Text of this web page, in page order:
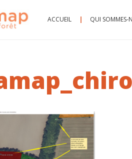
ACCUEIL QUI SOMMES-